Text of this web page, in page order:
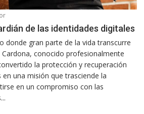
de las identidades digitales
donde gran parte de la vida transcurre
conocido profesionalmente
la protección y recuperación
una misión que trasciende la
en un compromiso con las